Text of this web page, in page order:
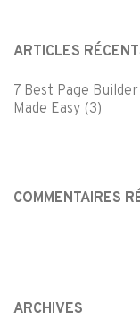
ARTICLES
7 Best Page
Made Easy (3)
COMMENTAIRES
ARCHIVES